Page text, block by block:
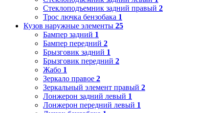
Стеклоподъемник задний правый 2
Трос лючка бензобака 1
Кузов наружные элементы 25
Бампер задний 1
Бампер передний 2
Брызговик задний 1
Брызговик передний 2
Жабо 1
Зеркало правое 2
Зеркальный элемент правый 2
Лонжерон задний левый 1
Лонжерон передний левый 1